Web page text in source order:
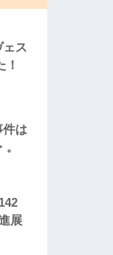
ス
は
展